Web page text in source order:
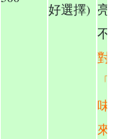
好選擇) 亮
不
對
「
味
來